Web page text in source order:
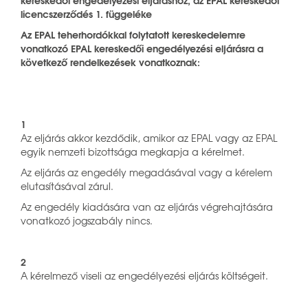
licencszerződés 1. függeléke
Az EPAL teherhordókkal folytatott kereskedelemre
vonatkozó EPAL kereskedői engedélyezési eljárásra a
következő rendelkezések vonatkoznak:
1
Az eljárás akkor kezdődik, amikor az EPAL vagy az EPAL
egyik nemzeti bizottsága megkapja a kérelmet.
Az eljárás az engedély megadásával vagy a kérelem
elutasításával zárul.
Az engedély kiadására van az eljárás végrehajtására
vonatkozó jogszabály nincs.
2
A kérelmező viseli az engedélyezési eljárás költségeit.